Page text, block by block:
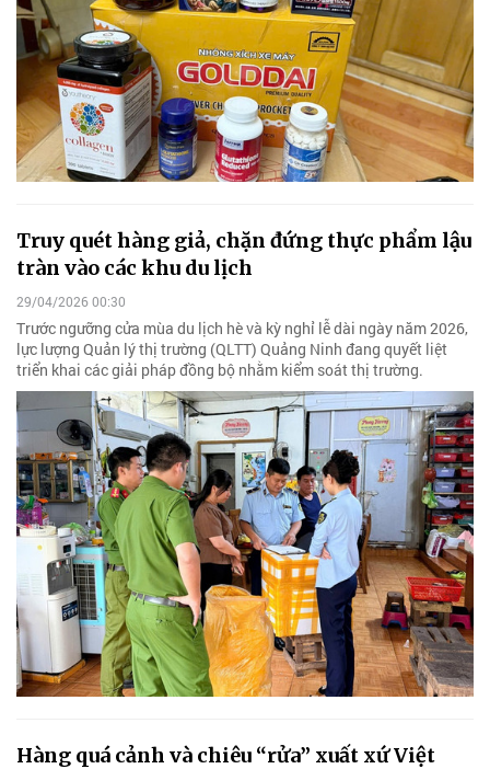
Truy quét hàng giả, chặn đứng thực phẩm lậu
tràn vào các khu du lịch
29/04/2026 00:30
Trước ngưỡng cửa mùa du lịch hè và kỳ nghỉ lễ dài ngày năm 2026,
lực lượng Quản lý thị trường (QLTT) Quảng Ninh đang quyết liệt
triển khai các giải pháp đồng bộ nhằm kiểm soát thị trường.
Hàng quá cảnh và chiêu “rửa” xuất xứ Việt